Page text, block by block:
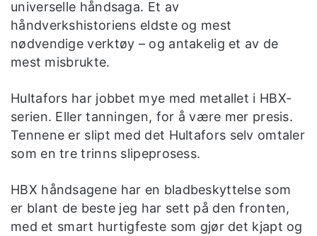
universelle håndsaga. Et av
håndverkshistoriens eldste og mest
nødvendige verktøy – og antakelig et av de
mest misbrukte.
Hultafors har jobbet mye med metallet i HBX-
serien. Eller tanningen, for å være mer presis.
Tennene er slipt med det Hultafors selv omtaler
som en tre trinns slipeprosess.
HBX håndsagene har en bladbeskyttelse som
er blant de beste jeg har sett på den fronten,
med et smart hurtigfeste som gjør det kjapt og